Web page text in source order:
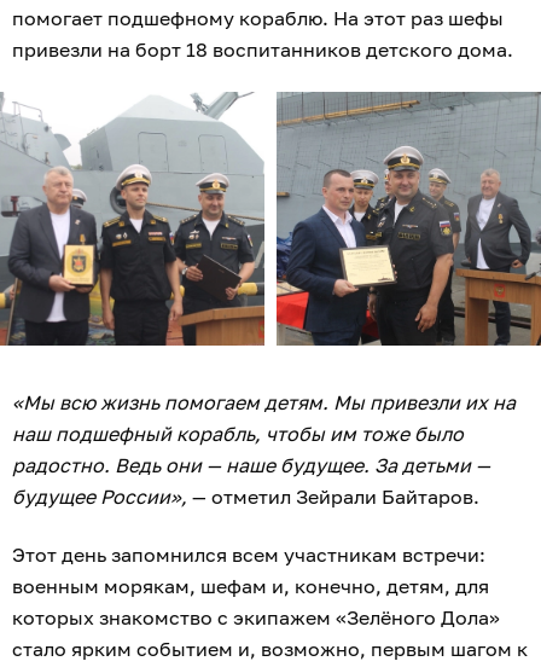
помогает подшефному кораблю. На этот раз шефы
привезли на борт 18 воспитанников детского дома.
«Мы всю жизнь помогаем детям. Мы привезли их на
наш подшефный корабль, чтобы им тоже было
радостно. Ведь они — наше будущее. За детьми —
будущее России», — отметил Зейрали Байтаров.
Этот день запомнился всем участникам встречи:
военным морякам, шефам и, конечно, детям, для
которых знакомство с экипажем «Зелёного Дола»
стало ярким событием и, возможно, первым шагом к